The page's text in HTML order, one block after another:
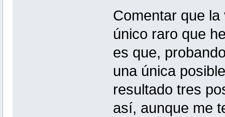
Comentar que
único raro que
es que,
una única
resultado tres
así, aunque me